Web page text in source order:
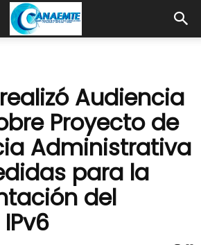
realizó Audiencia
Proyecto de
Administrativa
para la
del